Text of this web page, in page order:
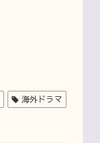
海外ドラマ